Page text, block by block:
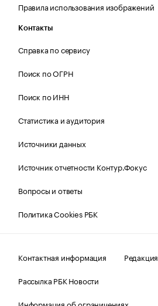
Правила использования изображений
Контакты
Справка по сервису
Поиск по ОГРН
Поиск по ИНН
Статистика и аудитория
Источники данных
Источник отчетности Контур.Фокус
Вопросы и ответы
Политика Cookies РБК
Контактная информация
Редакция
Рассылка РБК Новости